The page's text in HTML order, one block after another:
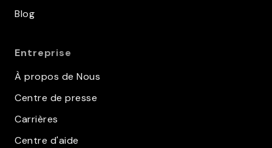
Blog
Entreprise
À propos de Nous
Centre de presse
Carrières
Centre d'aide